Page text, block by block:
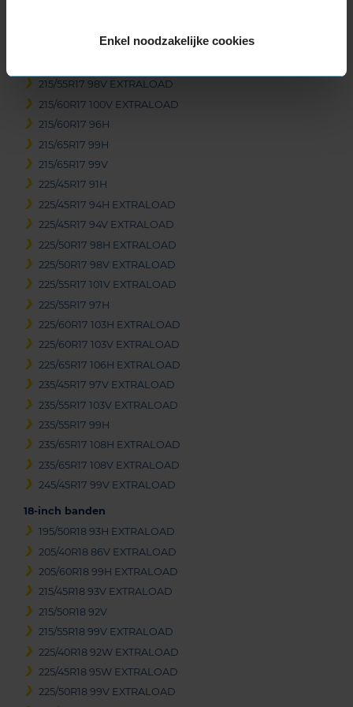
Enkel noodzakelijke cookies
215/45R17 91V EXTRALOAD
215/55R17 98V EXTRALOAD
215/60R17 100V EXTRALOAD
215/60R17 96H
215/65R17 99H
215/65R17 99V
225/45R17 91H
225/45R17 94H EXTRALOAD
225/45R17 94V EXTRALOAD
225/50R17 98H EXTRALOAD
225/50R17 98V EXTRALOAD
225/55R17 101V EXTRALOAD
225/55R17 97H
225/60R17 103H EXTRALOAD
225/60R17 103V EXTRALOAD
225/65R17 106H EXTRALOAD
235/45R17 97V EXTRALOAD
235/55R17 103V EXTRALOAD
235/55R17 99H
235/65R17 108H EXTRALOAD
235/65R17 108V EXTRALOAD
245/45R17 99V EXTRALOAD
18-inch banden
195/50R18 93H EXTRALOAD
205/40R18 86V EXTRALOAD
205/60R18 99H EXTRALOAD
215/45R18 93V EXTRALOAD
215/50R18 92V
215/55R18 99V EXTRALOAD
225/40R18 92W EXTRALOAD
225/45R18 95W EXTRALOAD
225/50R18 99V EXTRALOAD